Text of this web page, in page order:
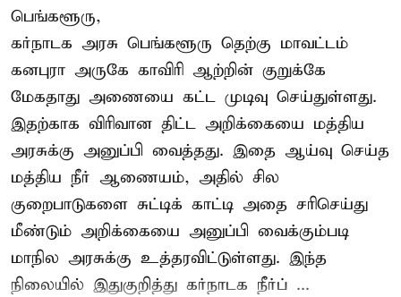
பெங்களூரு,
கர்நாடக அரசு பெங்களூரு தெற்கு மாவட்டம்
கனபுரா அருகே காவிரி ஆற்றின் குறுக்கே
மேகதாது அணையை கட்ட முடிவு செய்துள்ளது.
இதற்காக விரிவான திட்ட அறிக்கையை மத்திய
அரசுக்கு அனுப்பி வைத்தது. இதை ஆய்வு செய்த
மத்திய நீர் ஆணையம், அதில் சில
குறைபாடுகளை சுட்டிக் காட்டி அதை சரிசெய்து
மீண்டும் அறிக்கையை அனுப்பி வைக்கும்படி
மாநில அரசுக்கு உத்தரவிட்டுள்ளது. இந்த
நிலையில் இதுகுறித்து கர்நாடக நீர்ப் ...